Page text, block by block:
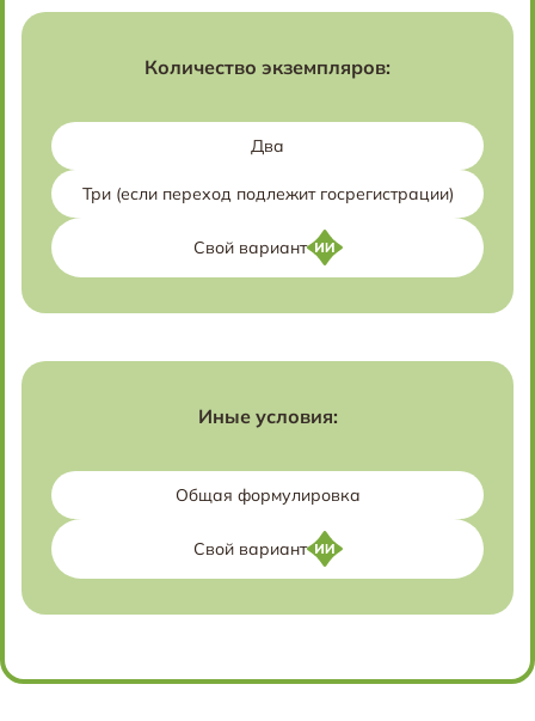
Количество экземпляров:
Два
Три (если переход подлежит госрегистрации)
Свой вариант
Иные условия:
Общая формулировка
Свой вариант